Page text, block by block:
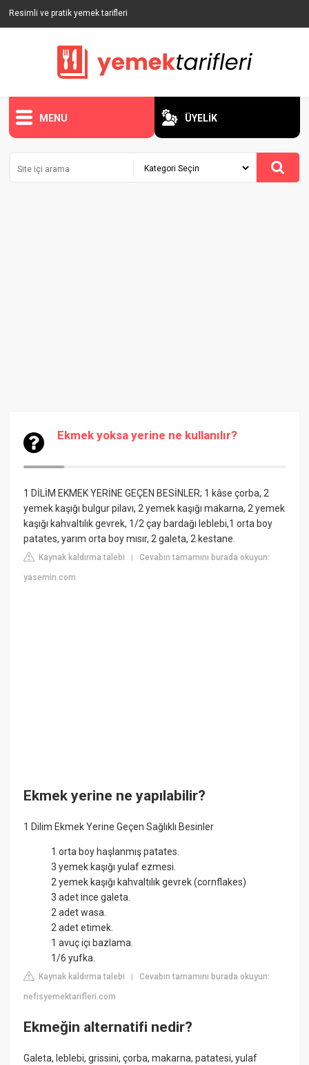
Resimli ve pratik yemek tarifleri
MENU ÜYELİK
Ekmek yoksa yerine ne kullanılır?
1 DİLİM EKMEK YERİNE GEÇEN BESİNLER; 1 kâse çorba, 2
yemek kaşığı bulgur pilavı, 2 yemek kaşığı makarna, 2 yemek
kaşığı kahvaltılık gevrek, 1/2 çay bardağı leblebi,1 orta boy
patates, yarım orta boy mısır, 2 galeta, 2 kestane.
Kaynak kaldırma talebi |Cevabın tamamını burada okuyun:
yasemin.com
Ekmek yerine ne yapılabilir?
1 Dilim Ekmek Yerine Geçen Sağlıklı Besinler
1 orta boy haşlanmış patates.
3 yemek kaşığı yulaf ezmesi.
2 yemek kaşığı kahvaltılık gevrek (cornflakes)
3 adet ince galeta.
2 adet wasa.
2 adet etimek.
1 avuç içi bazlama.
1/6 yufka.
Kaynak kaldırma talebi |Cevabın tamamını burada okuyun:
nefisyemektarifleri.com
Ekmeğin alternatifi nedir?
Galeta, leblebi, grissini, çorba, makarna, patatesi, yulaf